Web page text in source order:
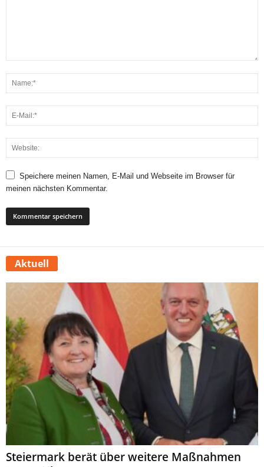
Speichere meinen Namen, E-Mail und Webseite im Browser für
meinen nächsten Kommentar.
Aktuell
Steiermark berät über weitere Maßnahmen